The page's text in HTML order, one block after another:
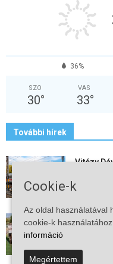
36%
SZO
30°
VAS
33°
További hírek
Vitézy
Cookie-k
Az oldal használatával
cookie-k használatához.
információ
Megértettem